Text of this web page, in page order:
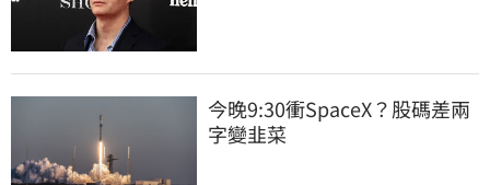
今晚9:30衝SpaceX？股碼差兩
字變韭菜